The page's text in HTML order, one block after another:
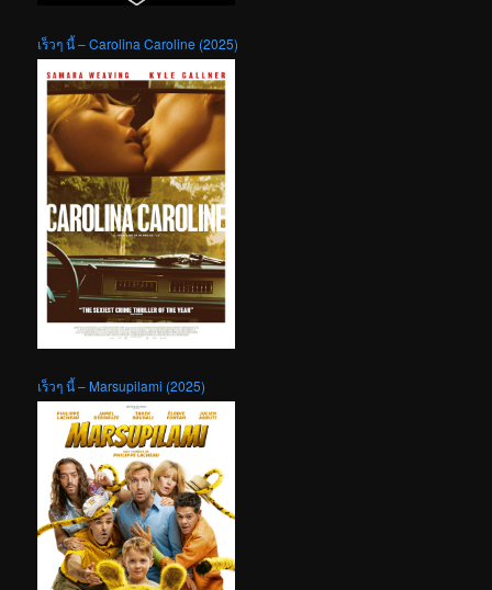
เร็วๆ นี้ – Carolina Caroline (2025)
เร็วๆ นี้ – Marsupilami (2025)